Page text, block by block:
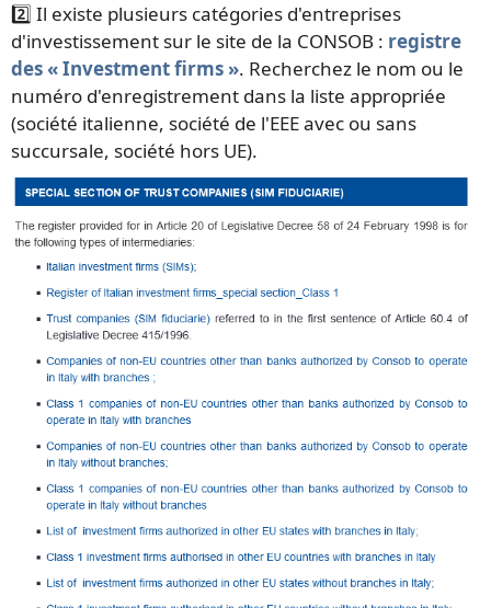
2️⃣ Il existe plusieurs catégories d'entreprises
d'investissement sur le site de la CONSOB : registre
des « Investment firms ». Recherchez le nom ou le
numéro d'enregistrement dans la liste appropriée
(société italienne, société de l'EEE avec ou sans
succursale, société hors UE).